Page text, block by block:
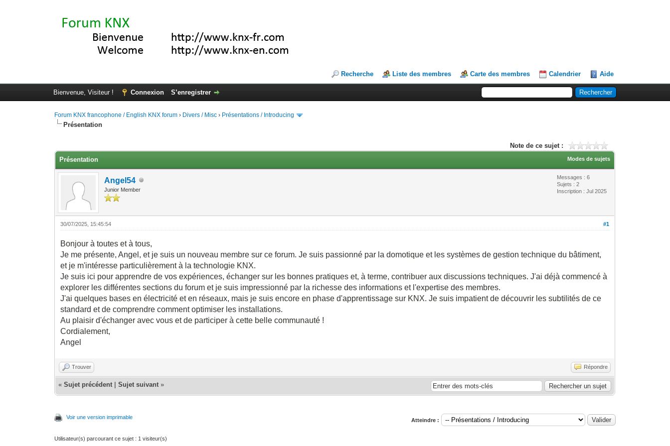
Recherche Liste des membres Carte des membres Calendrier Aide
Bienvenue, Visiteur ! Connexion S’enregistrer
Forum KNX francophone / English KNX forum › Divers / Misc › Présentations / Introducing
Présentation
Note de ce sujet :
Modes de sujets
Présentation
Angel54
Junior Member
Messages : 6
Sujets : 2
Inscription : Jul 2025
#1
30/07/2025, 15:45:54
Bonjour à toutes et à tous,
Je me présente, Angel, et je suis un nouveau membre sur ce forum. Je suis passionné par la domotique et les systèmes de gestion technique du bâtiment,
et je m'intéresse particulièrement à la technologie KNX.
Je suis ici pour apprendre de vos expériences, échanger sur les bonnes pratiques et, à terme, contribuer aux discussions techniques. J'ai déjà commencé à
explorer les différentes sections du forum et je suis impressionné par la richesse des informations et l'expertise des membres.
J'ai quelques bases en électricité et en réseaux, mais je suis encore en phase d'apprentissage sur KNX. Je suis impatient de découvrir les subtilités de ce
standard et de comprendre comment optimiser les installations.
Au plaisir d'échanger avec vous et de participer à cette belle communauté !
Cordialement,
Angel
Trouver Répondre
«Sujet précédent |Sujet suivant »
Voir une version imprimable Atteindre :
Utilisateur(s) parcourant ce sujet : 1 visiteur(s)